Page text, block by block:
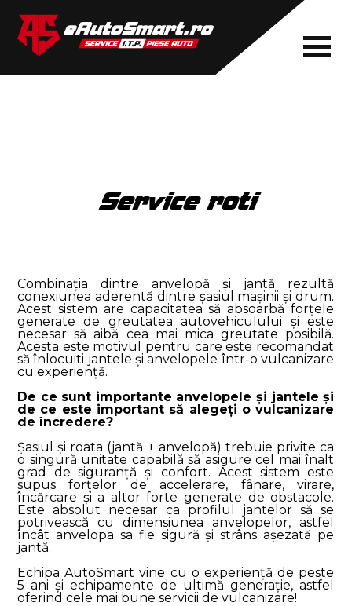
Service roti
Combinația dintre anvelopă și jantă rezultă
conexiunea aderentă dintre șasiul mașinii și drum.
Acest sistem are capacitatea să absoarbă forțele
generate de greutatea autovehiculului și este
necesar să aibă cea mai mica greutate posibilă.
Acesta este motivul pentru care este recomandat
să înlocuiti jantele și anvelopele într-o vulcanizare
cu experiență.
De ce sunt importante anvelopele și jantele și
de ce este important să alegeți o vulcanizare
de încredere?
Șasiul și roata (jantă + anvelopă) trebuie privite ca
o singură unitate capabilă să asigure cel mai înalt
grad de siguranță și confort. Acest sistem este
supus forțelor de accelerare, fânare, virare,
încărcare și a altor forte generate de obstacole.
Este absolut necesar ca profilul jantelor să se
potrivească cu dimensiunea anvelopelor, astfel
încât anvelopa sa fie sigură și strâns așezată pe
jantă.
Echipa AutoSmart vine cu o experiență de peste
5 ani și echipamente de ultimă generație, astfel
oferind cele mai bune servicii de vulcanizare!